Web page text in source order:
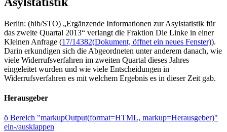
Berlin: (hib/STO) „Ergänzende Informationen zur Asylstatistik für
das zweite Quartal 2013“ verlangt die Fraktion Die Linke in einer
Kleinen Anfrage (17/14382(Dokument, öffnet ein neues Fenster)).
Darin erkundigen sich die Abgeordneten unter anderem danach, wie
viele Widerrufsverfahren im zweiten Quartal dieses Jahres
eingeleitet wurden und wie viele Entscheidungen in
Widerrufsverfahren es mit welchem Ergebnis es in dieser Zeit gab.
Herausgeber
ö Bereich "markupOutput(format=HTML, markup=Herausgeber)"
ein-/ausklappen